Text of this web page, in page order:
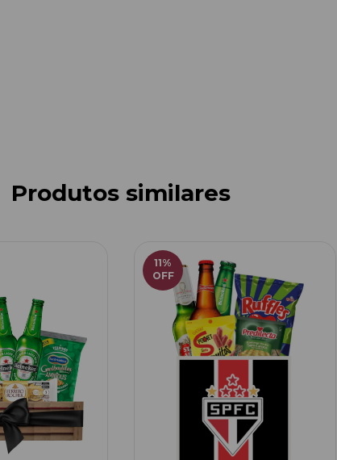
Produtos similares
11%
OFF